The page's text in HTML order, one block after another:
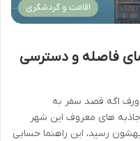
اقامت و گردشگری
فاصله و دسترسی
اگه قصد سفر به
های معروف این شهر
رسید، این راهنما حسابی